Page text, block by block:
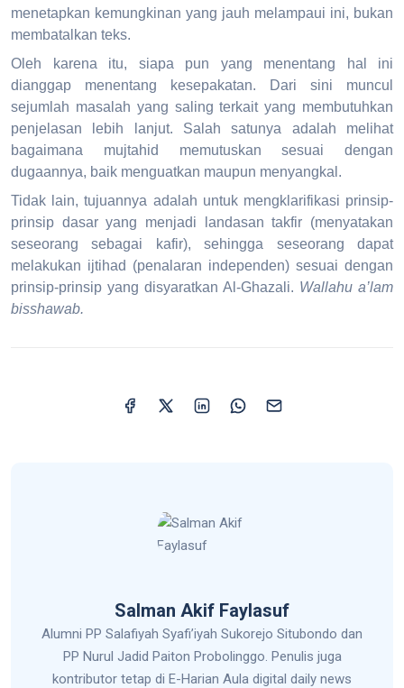
menetapkan kemungkinan yang jauh melampaui ini, bukan
membatalkan teks.
Oleh karena itu, siapa pun yang menentang hal ini
dianggap menentang kesepakatan. Dari sini muncul
sejumlah masalah yang saling terkait yang membutuhkan
penjelasan lebih lanjut. Salah satunya adalah melihat
bagaimana mujtahid memutuskan sesuai dengan
dugaannya, baik menguatkan maupun menyangkal.
Tidak lain, tujuannya adalah untuk mengklarifikasi prinsip-
prinsip dasar yang menjadi landasan takfir (menyatakan
seseorang sebagai kafir), sehingga seseorang dapat
melakukan ijtihad (penalaran independen) sesuai dengan
prinsip-prinsip yang disyaratkan Al-Ghazali. Wallahu a’lam
bisshawab.
Salman Akif Faylasuf
Alumni PP Salafiyah Syafi’iyah Sukorejo Situbondo dan
PP Nurul Jadid Paiton Probolinggo. Penulis juga
kontributor tetap di E-Harian Aula digital daily news